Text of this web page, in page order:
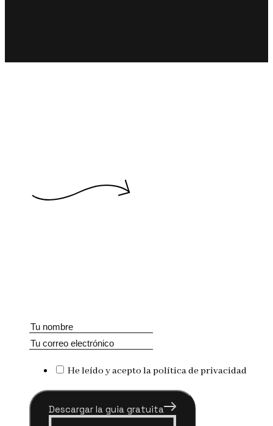
He leído y acepto la política de privacidad
Descargar la guia gratuita